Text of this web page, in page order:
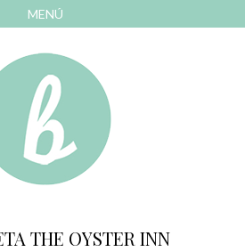
MENÚ
THE OYSTER INN